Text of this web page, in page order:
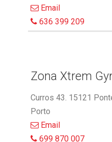
Email
636 399 209
Zona Xtrem
Curros 43. 15121
Porto
Email
699 870 007